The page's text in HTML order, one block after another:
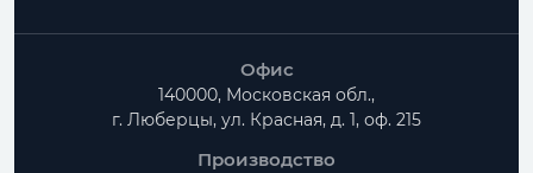
Офис
140000, Московская обл.,
г. Люберцы, ул. Красная, д. 1, оф. 215
Производство